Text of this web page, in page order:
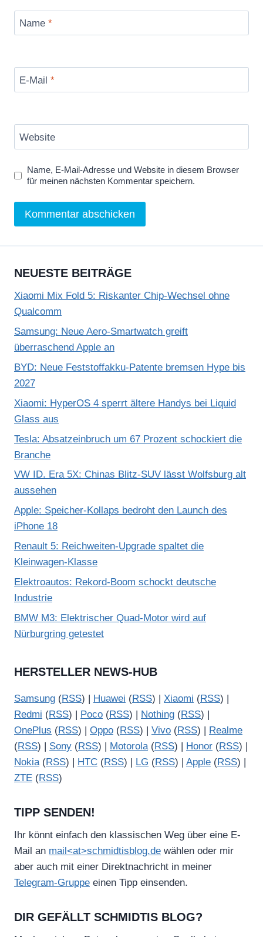
Name *
E-Mail *
Website
Name, E-Mail-Adresse und Website in diesem Browser
für meinen nächsten Kommentar speichern.
NEUESTE BEITRÄGE
Xiaomi Mix Fold 5: Riskanter Chip-Wechsel ohne
Qualcomm
Samsung: Neue Aero-Smartwatch greift
überraschend Apple an
BYD: Neue Feststoffakku-Patente bremsen Hype bis
2027
Xiaomi: HyperOS 4 sperrt ältere Handys bei Liquid
Glass aus
Tesla: Absatzeinbruch um 67 Prozent schockiert die
Branche
VW ID. Era 5X: Chinas Blitz-SUV lässt Wolfsburg alt
aussehen
Apple: Speicher-Kollaps bedroht den Launch des
iPhone 18
Renault 5: Reichweiten-Upgrade spaltet die
Kleinwagen-Klasse
Elektroautos: Rekord-Boom schockt deutsche
Industrie
BMW M3: Elektrischer Quad-Motor wird auf
Nürburgring getestet
HERSTELLER NEWS-HUB
Samsung (RSS) | Huawei (RSS) | Xiaomi (RSS) |
Redmi (RSS) | Poco (RSS) | Nothing (RSS) |
OnePlus (RSS) | Oppo (RSS) | Vivo (RSS) |
Realme
(RSS) | Sony (RSS) | Motorola(RSS) | Honor (RSS) |
Nokia(RSS) | HTC (RSS) | LG (RSS) | Apple (RSS) |
ZTE (RSS)
TIPP SENDEN!
Ihr könnt einfach den klassischen Weg über eine E-
Mail an mail<at>schmidtisblog.de wählen oder mir
aber auch mit einer Direktnachricht in meiner
Telegram-Gruppe einen Tipp einsenden.
DIR GEFÄLLT SCHMIDTIS BLOG?